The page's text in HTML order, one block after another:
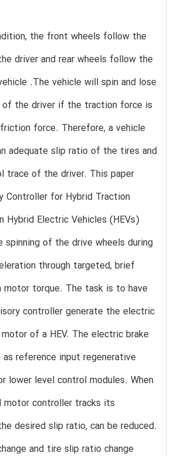
the front wheels follow the
driver and rear wheels follow the
.The vehicle will spin and lose
the driver if the traction force is
force. Therefore, a vehicle
adequate slip ratio of the tires and
trace of the driver. This paper
Controller for Hybrid Traction
Hybrid Electric Vehicles (HEVs)
of the drive wheels during
through targeted, brief
motor torque. The task is to have
controller generate the electric
of a HEV. The electric brake
reference input regenerative
lower level control modules. When
motor controller tracks its
desired slip ratio, can be reduced.
and tire slip ratio change